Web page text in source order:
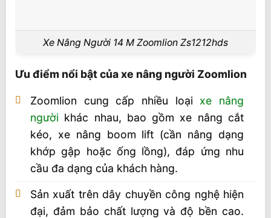
Xe Nâng Người 14 M Zoomlion Zs1212hds
Ưu điểm nổi bật của xe nâng người Zoomlion
Zoomlion cung cấp nhiều loại xe nâng
người khác nhau, bao gồm xe nâng cắt
kéo, xe nâng boom lift (cần nâng dạng
khớp gập hoặc ống lồng), đáp ứng nhu
cầu đa dạng của khách hàng.
Sản xuất trên dây chuyền công nghệ hiện
đại, đảm bảo chất lượng và độ bền cao.